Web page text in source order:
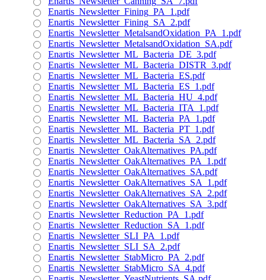
Enartis_Newsletter_Fining_PA_1.pdf
Enartis_Newsletter_Fining_SA_2.pdf
Enartis_Newsletter_MetalsandOxidation_PA_1.pdf
Enartis_Newsletter_MetalsandOxidation_SA.pdf
Enartis_Newsletter_ML_Bacteria_DE_3.pdf
Enartis_Newsletter_ML_Bacteria_DISTR_3.pdf
Enartis_Newsletter_ML_Bacteria_ES.pdf
Enartis_Newsletter_ML_Bacteria_ES_1.pdf
Enartis_Newsletter_ML_Bacteria_HU_4.pdf
Enartis_Newsletter_ML_Bacteria_ITA_1.pdf
Enartis_Newsletter_ML_Bacteria_PA_1.pdf
Enartis_Newsletter_ML_Bacteria_PT_1.pdf
Enartis_Newsletter_ML_Bacteria_SA_2.pdf
Enartis_Newsletter_OakAlternatives_PA.pdf
Enartis_Newsletter_OakAlternatives_PA_1.pdf
Enartis_Newsletter_OakAlternatives_SA.pdf
Enartis_Newsletter_OakAlternatives_SA_1.pdf
Enartis_Newsletter_OakAlternatives_SA_2.pdf
Enartis_Newsletter_OakAlternatives_SA_3.pdf
Enartis_Newsletter_Reduction_PA_1.pdf
Enartis_Newsletter_Reduction_SA_1.pdf
Enartis_Newsletter_SLI_PA_1.pdf
Enartis_Newsletter_SLI_SA_2.pdf
Enartis_Newsletter_StabMicro_PA_2.pdf
Enartis_Newsletter_StabMicro_SA_4.pdf